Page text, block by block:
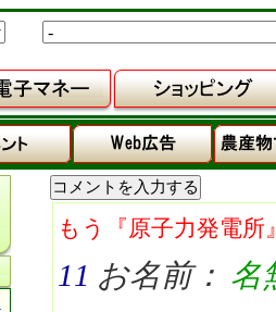
もう『原子力発電
11 お名前： 名